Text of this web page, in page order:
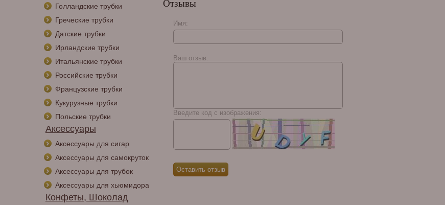
Голландские трубки
Греческие трубки
Датские трубки
Ирландские трубки
Итальянские трубки
Российские трубки
Французские трубки
Кукурузные трубки
Польские трубки
Аксессуары
Аксессуары для сигар
Аксессуары для самокруток
Аксессуары для трубок
Аксессуары для хьюмидора
Конфеты, Шоколад
Отзывы
Имя:
Ваш отзыв:
Введите код с изображения: